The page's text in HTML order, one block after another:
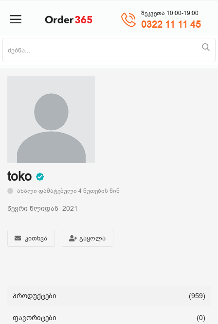
შეკვეთა 10:00-19:00
0322 11 11 45
ნაძვის ხე
მობილურები
პლანშეტი
საზაფხულო პროდუქცია
საბავშვო
toko
ახალი დამატებული 4 წუთების წინ
წევრი წლიდან 2021
კითხვა გაყოლა
პროდუქტები (959)
ფავორიტები (0)